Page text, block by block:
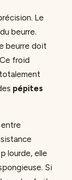
Le
beurre.
beurre doit
froid
pépites
lourde, elle
Si